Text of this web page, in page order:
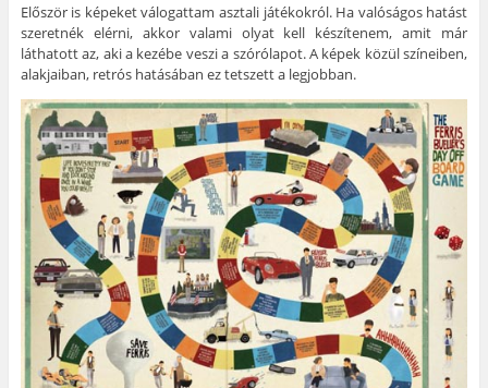
Először is képeket válogattam asztali játékokról. Ha valóságos hatást
szeretnék elérni, akkor valami olyat kell készítenem, amit már
láthatott az, aki a kezébe veszi a szórólapot. A képek közül színeiben,
alakjaiban, retrós hatásában ez tetszett a legjobban.